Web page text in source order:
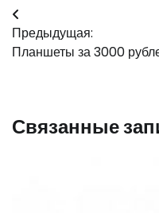
Навигация
по
Предыдущая:
Планшеты за 3000
Связанные